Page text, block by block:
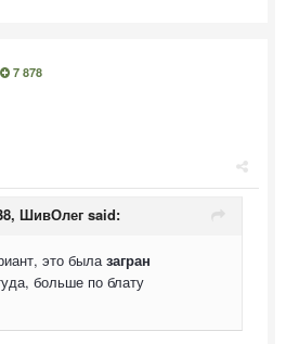
7 878
ШивОлег said:
это былазагран
больше по блату